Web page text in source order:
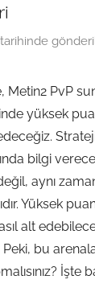
tarihinde
Metin2 PvP
yüksek
bilgi
aynı
Yüksek
alt
Peki, bu
İşte